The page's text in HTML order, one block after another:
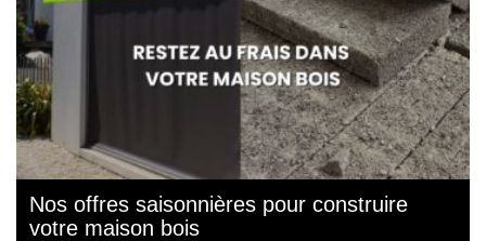
Nos offres saisonnières pour construire
votre maison bois